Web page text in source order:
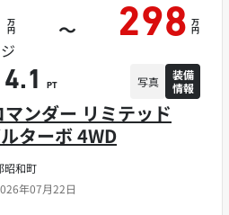
昭和町
年07月22日
ンダー リミテッド
ターボ 4WD
万
円 ～ 298 万
円
4.1 PT 写真
装備
情報